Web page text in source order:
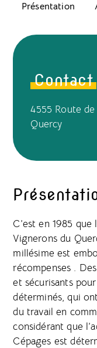
Présentation
C’est en 1985
Vignerons du
millésime est
récompenses .
et sécurisants
déterminés, qui
du travail en
considérant que
Cépages est
Contact
4555 Route
Quercy